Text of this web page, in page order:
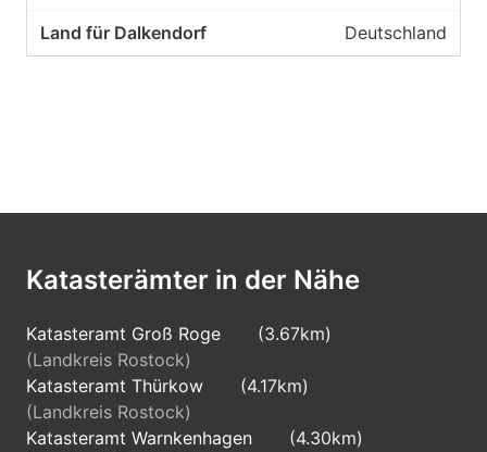
Deutschland
Katasterämter in der Nähe
Katasteramt Groß Roge
(3.67km)
(Landkreis Rostock)
Katasteramt Thürkow
(4.17km)
(Landkreis Rostock)
Katasteramt Warnkenhagen
(4.30km)